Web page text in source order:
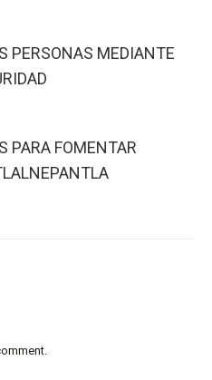
PERSONAS MEDIANTE
PARA FOMENTAR